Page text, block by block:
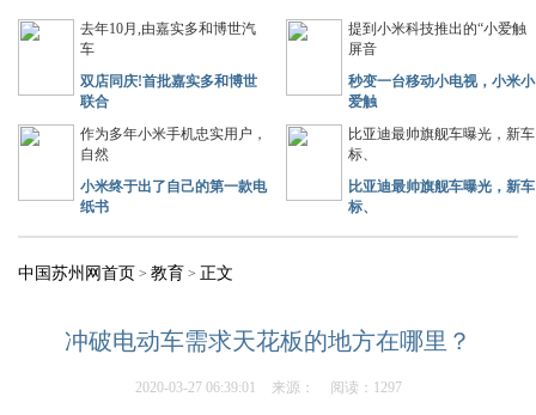
去年10月,由嘉实多和博世汽
车
双店同庆!首批嘉实多和博世
联合
提到小米科技推出的“小爱触
屏音
秒变一台移动小电视，小米小
爱触
作为多年小米手机忠实用户，
自然
小米终于出了自己的第一款电
纸书
比亚迪最帅旗舰车曝光，新车
标、
比亚迪最帅旗舰车曝光，新车
标、
中国苏州网首页 > 教育 > 正文
冲破电动车需求天花板的地方在哪里？
2020-03-27 06:39:01 来源： 阅读：1297